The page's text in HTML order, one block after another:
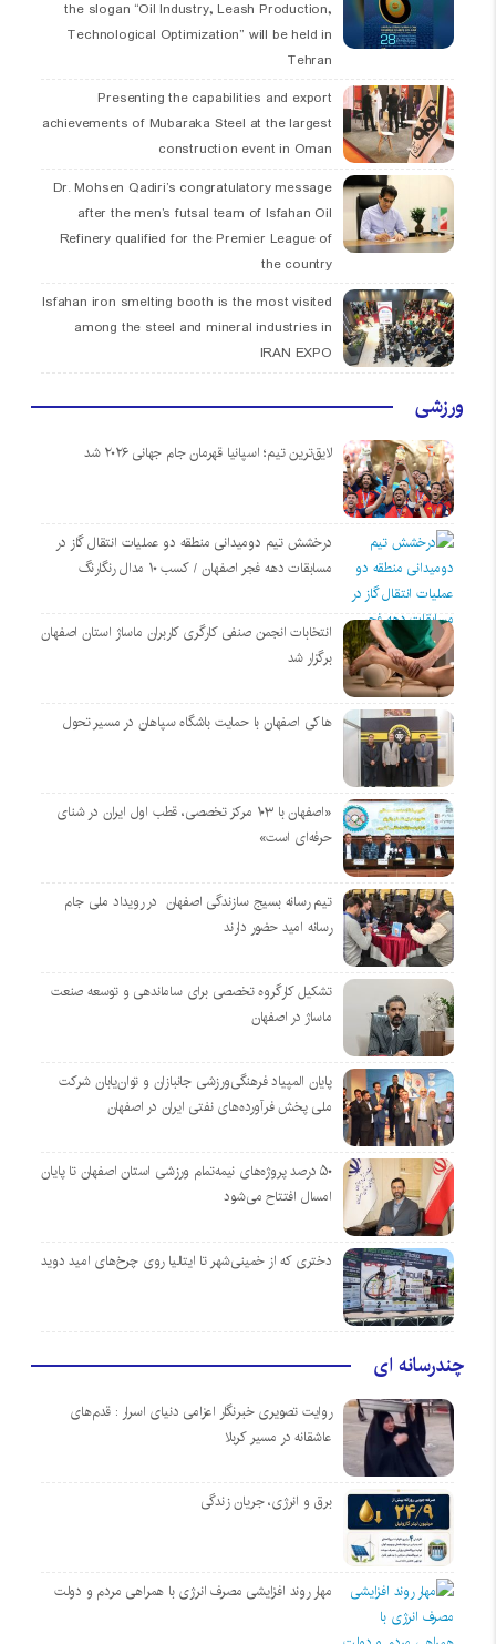
the slogan “Oil Industry, Leash Production,
Technological Optimization” will be held in
Tehran
Presenting the capabilities and export
achievements of Mubaraka Steel at the largest
construction event in Oman
Dr. Mohsen Qadiri’s congratulatory message
after the men’s futsal team of Isfahan Oil
Refinery qualified for the Premier League of
the country
Isfahan iron smelting booth is the most visited
among the steel and mineral industries in
IRAN EXPO
ورزشی
لایق‌ترین تیم؛ اسپانیا قهرمان جام جهانی ۲۰۲۶ شد
درخشش تیم دومیدانی منطقه دو عملیات انتقال گاز در
مسابقات دهه فجر اصفهان / کسب ۱۰ مدال رنگارنگ
انتخابات انجمن صنفی کارگری کاربران ماساژ استان اصفهان
برگزار شد
هاکی اصفهان با حمایت باشگاه سپاهان در مسیر تحول
«اصفهان با ۱۰۳ مرکز تخصصی، قطب اول ایران در شنای
حرفه‌ای است»
تیم رسانه بسیج سازندگی اصفهان در رویداد ملی جام
رسانه امید حضور دارند
تشکیل کارگروه تخصصی برای ساماندهی و توسعه صنعت
ماساژ در اصفهان
پایان المپیاد فرهنگی‌ورزشی جانبازان و توان‌یابان شرکت
ملی پخش فرآورده‌های نفتی ایران در اصفهان
۵۰ درصد پروژه‌های نیمه‌تمام ورزشی استان اصفهان تا پایان
امسال افتتاح می‌شود
دختری که از خمینی‌شهر تا ایتالیا روی چرخ‌های امید دوید
چندرسانه ای
روایت تصویری خبرنگار اعزامی دنیای اسرار : قدم‌های
عاشقانه در مسیر کربلا
برق و انرژی، جریان زندگی
مهار روند افزایشی مصرف انرژی با همراهی مردم و دولت